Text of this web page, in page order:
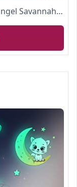
R00145 Wandaufkleber Tiere Dschungel Savannah Wanddekoration- Klebepapier stoffeffekt